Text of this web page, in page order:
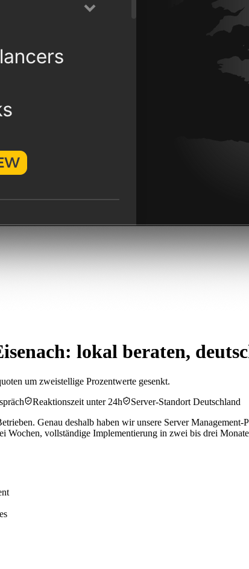
lokal beraten,
um zweistellige Prozentwerte gesenkt.
Reaktionszeit unter 24h
Server-Standort Deutschland
Genau deshalb haben wir unsere Server
Wochen, vollständige Implementierung in zwei bis drei